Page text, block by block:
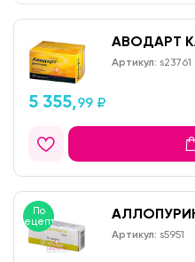
АВОДАРТ
Артикул: s23761
5 355,99 ₽
По
рецепту
Артикул: s5951